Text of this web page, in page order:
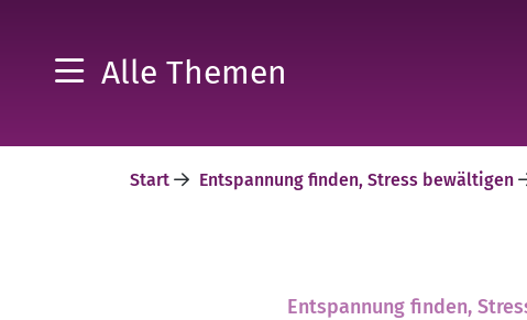
Alle Themen
Start Entspannung finden, Stress bewältigen
Entspannung finden,